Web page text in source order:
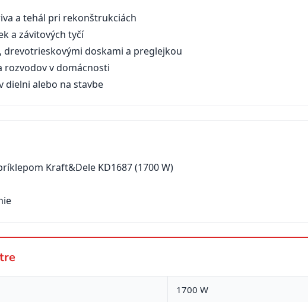
a tehál pri rekonštrukciách
a závitových tyčí
drevotrieskovými doskami a preglejkou
rozvodov v domácnosti
dielni alebo na stavbe
Kraft&Dele KD1687 (1700 W)
1700 W